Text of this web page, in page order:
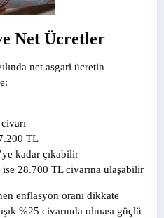
Net Ücretler
net asgari ücretin
TL
kadar çıkabilir
28.700 TL civarına ulaşabilir
enflasyon oranı dikkate
%25 civarında olması güçlü